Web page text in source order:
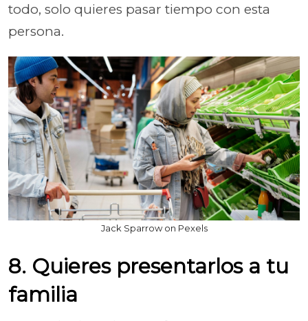
todo, solo quieres pasar tiempo con esta
persona.
Jack Sparrow on Pexels
8. Quieres presentarlos a tu
familia